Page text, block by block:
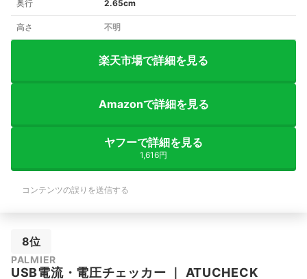
奥行 2.65cm
高さ 不明
楽天市場で詳細を見る
Amazonで詳細を見る
ヤフーで詳細を見る
1,616円
コンテンツの誤りを送信する
8位
PALMIER
USB電流・電圧チェッカー ATUCHECK